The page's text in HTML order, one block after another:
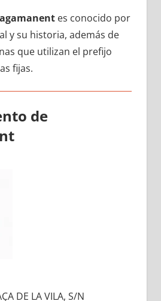
es conocido pοr
у su historia, además dе
quе utilizan el prefijo
fijas.
dе
DE LA VILA, S/N